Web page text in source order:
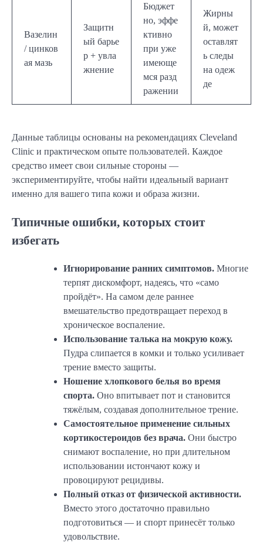
Вазелин
/ цинков
ая мазь
Защитн
ый барье
р + увла
жнение
Бюджет
но, эффе
ктивно
при уже
имеюще
мся разд
ражении
Жирны
й, может
оставлят
ь следы
на одеж
де
Данные таблицы основаны на рекомендациях Cleveland
Clinic и практическом опыте пользователей. Каждое
средство имеет свои сильные стороны —
экспериментируйте, чтобы найти идеальный вариант
именно для вашего типа кожи и образа жизни.
Типичные ошибки, которых стоит
избегать
Игнорирование ранних симптомов. Многие
терпят дискомфорт, надеясь, что «само
пройдёт». На самом деле раннее
вмешательство предотвращает переход в
хроническое воспаление.
Использование талька на мокрую кожу.
Пудра слипается в комки и только усиливает
трение вместо защиты.
Ношение хлопкового белья во время
спорта. Оно впитывает пот и становится
тяжёлым, создавая дополнительное трение.
Самостоятельное применение сильных
кортикостероидов без врача. Они быстро
снимают воспаление, но при длительном
использовании истончают кожу и
провоцируют рецидивы.
Полный отказ от физической активности.
Вместо этого достаточно правильно
подготовиться — и спорт принесёт только
удовольствие.